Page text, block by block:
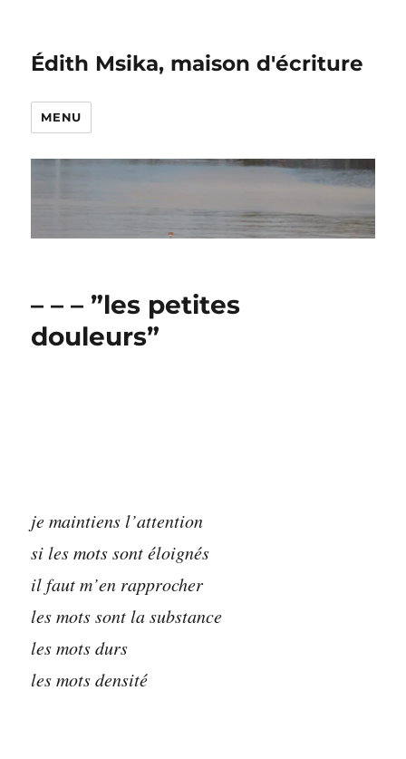
Édith Msika, maison d'écriture
MENU
– – – ”les petites
douleurs”
je maintiens l’attention
si les mots sont éloignés
il faut m’en rapprocher
les mots sont la substance
les mots durs
les mots densité